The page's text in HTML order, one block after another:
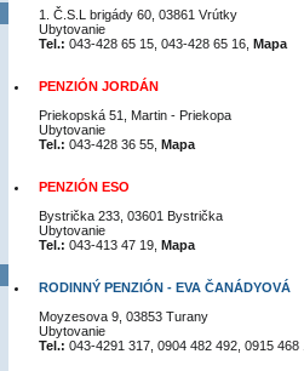
1. Č.S.L brigády 60, 03861 Vrútky
Ubytovanie
Tel.: 043-428 65 15, 043-428 65 16, Mapa
PENZIÓN JORDÁN
Priekopská 51, Martin - Priekopa
Ubytovanie
Tel.: 043-428 36 55, Mapa
PENZIÓN ESO
Bystrička 233, 03601 Bystrička
Ubytovanie
Tel.: 043-413 47 19, Mapa
RODINNÝ PENZIÓN - EVA ČANÁDYOVÁ
Moyzesova 9, 03853 Turany
Ubytovanie
Tel.: 043-4291 317, 0904 482 492, 0915 468